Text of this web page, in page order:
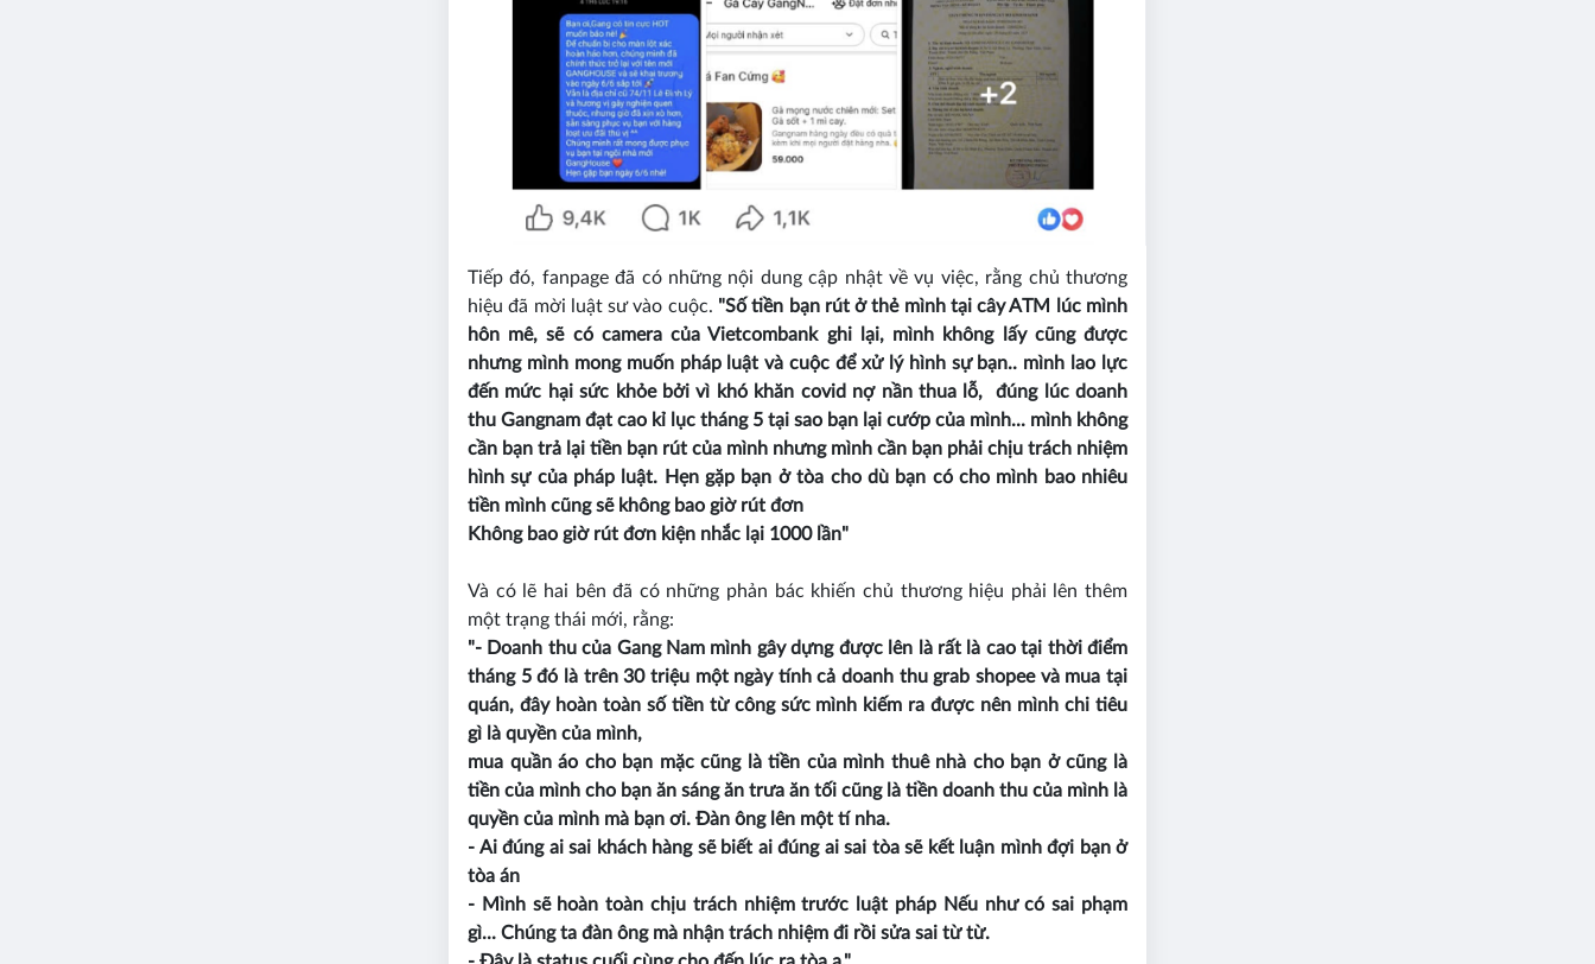
Tiếp đó, fanpage đã có những nội dung cập nhật về vụ việc, rằng chủ thương
hiệu đã mời luật sư vào cuộc. "Số tiền bạn rút ở thẻ mình tại cây ATM lúc mình
hôn mê, sẽ có camera của Vietcombank ghi lại, mình không lấy cũng được
nhưng mình mong muốn pháp luật và cuộc để xử lý hình sự bạn.. mình lao lực
đến mức hại sức khỏe bởi vì khó khăn covid nợ nần thua lỗ, đúng lúc doanh
thu Gangnam đạt cao kỉ lục tháng 5 tại sao bạn lại cướp của mình... mình không
cần bạn trả lại tiền bạn rút của mình nhưng mình cần bạn phải chịu trách nhiệm
hình sự của pháp luật. Hẹn gặp bạn ở tòa cho dù bạn có cho mình bao nhiêu
tiền mình cũng sẽ không bao giờ rút đơn
Không bao giờ rút đơn kiện nhắc lại 1000 lần"
Và có lẽ hai bên đã có những phản bác khiến chủ thương hiệu phải lên thêm
một trạng thái mới, rằng:
"- Doanh thu của Gang Nam mình gây dựng được lên là rất là cao tại thời điểm
tháng 5 đó là trên 30 triệu một ngày tính cả doanh thu grab shopee và mua tại
quán, đây hoàn toàn số tiền từ công sức mình kiếm ra được nên mình chi tiêu
gì là quyền của mình,
mua quần áo cho bạn mặc cũng là tiền của mình thuê nhà cho bạn ở cũng là
tiền của mình cho bạn ăn sáng ăn trưa ăn tối cũng là tiền doanh thu của mình là
quyền của mình mà bạn ơi. Đàn ông lên một tí nha.
- Ai đúng ai sai khách hàng sẽ biết ai đúng ai sai tòa sẽ kết luận mình đợi bạn ở
tòa án
- Mình sẽ hoàn toàn chịu trách nhiệm trước luật pháp Nếu như có sai phạm
gì... Chúng ta đàn ông mà nhận trách nhiệm đi rồi sửa sai từ từ.